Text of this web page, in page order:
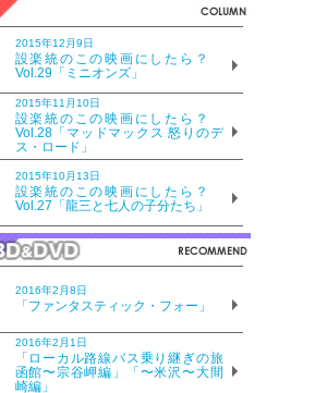
2015年12月9日
設楽統のこの映画にしたら？
Vol.29「ミニオンズ」
2015年11月10日
設楽統のこの映画にしたら？
Vol.28「マッドマックス 怒りのデ
ス・ロード」
2015年10月13日
設楽統のこの映画にしたら？
Vol.27「龍三と七人の子分たち」
2016年2月8日
「ファンタスティック・フォー」
2016年2月1日
「ローカル路線バス乗り継ぎの旅
函館〜宗谷岬編」「〜米沢〜大間
崎編」